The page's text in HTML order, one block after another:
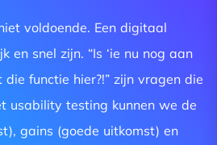
voldoende. Een digitaal
en snel zijn. “Is ‘ie nu nog aan
die functie hier?!” zijn vragen die
usability testing kunnen we de
gains (goede uitkomst) en